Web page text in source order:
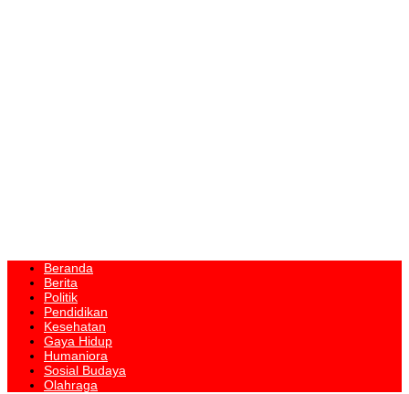
Beranda
Berita
Politik
Pendidikan
Kesehatan
Gaya Hidup
Humaniora
Sosial Budaya
Olahraga